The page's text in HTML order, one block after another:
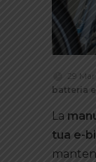
29
batteria
La
tua e-